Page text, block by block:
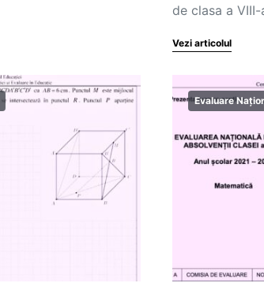
de clasa a
Vezi articolul
Evaluare